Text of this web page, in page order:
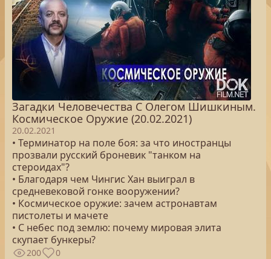
Загадки Человечества С Олегом Шишкиным.
Космическое Оружие (20.02.2021)
20.02.2021
• Терминатор на поле боя: за что иностранцы
прозвали русский броневик "танком на
стероидах"?
• Благодаря чем Чингис Хан выиграл в
средневековой гонке вооружении?
• Космическое оружие: зачем астронавтам
пистолеты и мачете
• С небес под землю: почему мировая элита
скупает бункеры?
200 0